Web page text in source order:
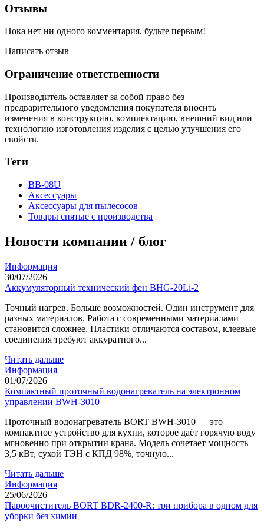
Отзывы
Пока нет ни одного комментария, будьте первым!
Написать отзыв
Ограничение ответственности
Производитель оставляет за собой право без
предварительного уведомления покупателя вносить
изменения в конструкцию, комплектацию, внешний вид или
технологию изготовления изделия с целью улучшения его
свойств.
Теги
BB-08U
Аксессуары
Аксессуары для пылесосов
Товары снятые с производства
Новости компании / блог
Информация
30/07/2026
Аккумуляторный технический фен BHG-20Li-2
Точный нагрев. Больше возможностей. Один инструмент для
разных материалов. Работа с современными материалами
становится сложнее. Пластики отличаются составом, клеевые
соединения требуют аккуратного...
Читать дальше
Информация
01/07/2026
Компактный проточный водонагреватель на электронном
управлении BWH-3010
Проточный водонагреватель BORT BWH-3010 — это
компактное устройство для кухни, которое даёт горячую воду
мгновенно при открытии крана. Модель сочетает мощность
3,5 кВт, сухой ТЭН с КПД 98%, точную...
Читать дальше
Информация
25/06/2026
Пароочиститель BORT BDR-2400-R: три прибора в одном для
уборки без химии